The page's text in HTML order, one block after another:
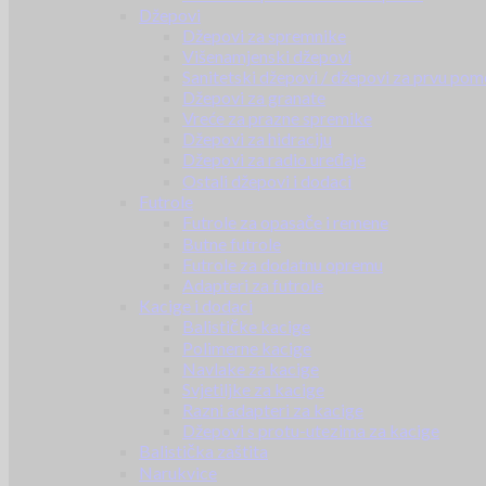
Džepovi
Džepovi za spremnike
Višenamjenski džepovi
Sanitetski džepovi / džepovi za prvu
Džepovi za granate
Vreće za prazne spremike
Džepovi za hidraciju
Džepovi za radio uređaje
Ostali džepovi i dodaci
Futrole
Futrole za opasače i remene
Butne futrole
Futrole za dodatnu opremu
Adapteri za futrole
Kacige i dodaci
Balističke kacige
Polimerne kacige
Navlake za kacige
Svjetiljke za kacige
Razni adapteri za kacige
Džepovi s protu-utezima za kacige
Balistička zaštita
Narukvice